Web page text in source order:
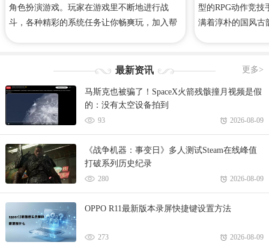
角色扮演游戏。玩家在游戏里不断地进行战
斗，各种精彩的系统任务让你畅爽玩，加入帮
游攻略、礼包码、手游下载等等！
型的RPG动作竞技
满着淳朴的国风古
风华录专区，里
游戏网！
更多>
最新资讯
马斯克也被骗了！SpaceX火箭残骸撞月视频是假
的：没有太空设备拍到
93 2026-08-09
《战争机器：事变日》多人测试Steam在线峰值
打破系列历史纪录
280 2026-08-09
OPPO R11最新版本录屏快捷键设置方法
273 2026-08-09